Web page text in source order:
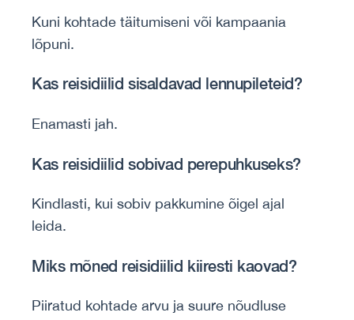
Kuni kohtade täitumiseni või kampaania
lõpuni.
Kas reisidiilid sisaldavad lennupileteid?
Enamasti jah.
Kas reisidiilid sobivad perepuhkuseks?
Kindlasti, kui sobiv pakkumine õigel ajal
leida.
Miks mõned reisidiilid kiiresti kaovad?
Piiratud kohtade arvu ja suure nõudluse